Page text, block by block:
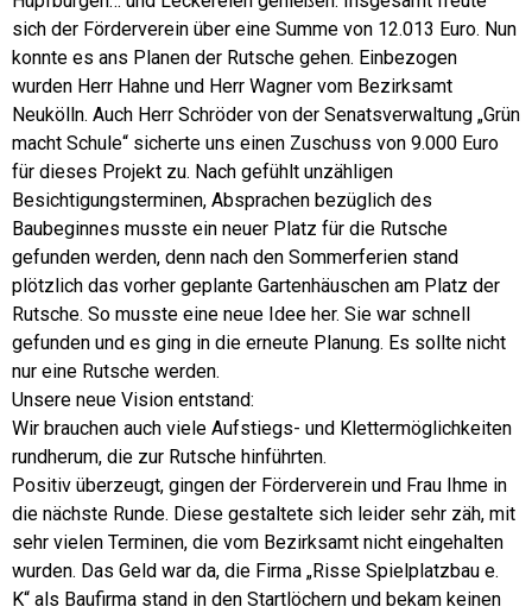
sich der Förderverein über eine Summe von 12.013 Euro. Nun
konnte es ans Planen der Rutsche gehen. Einbezogen
wurden Herr Hahne und Herr Wagner vom Bezirksamt
Neukölln. Auch Herr Schröder von der Senatsverwaltung „Grün
macht Schule“ sicherte uns einen Zuschuss von 9.000 Euro
für dieses Projekt zu. Nach gefühlt unzähligen
Besichtigungsterminen, Absprachen bezüglich des
Baubeginnes musste ein neuer Platz für die Rutsche
gefunden werden, denn nach den Sommerferien stand
plötzlich das vorher geplante Gartenhäuschen am Platz der
Rutsche. So musste eine neue Idee her. Sie war schnell
gefunden und es ging in die erneute Planung. Es sollte nicht
nur eine Rutsche werden.
Unsere neue Vision entstand:
Wir brauchen auch viele Aufstiegs- und Klettermöglichkeiten
rundherum, die zur Rutsche hinführten.
Positiv überzeugt, gingen der Förderverein und Frau Ihme in
die nächste Runde. Diese gestaltete sich leider sehr zäh, mit
sehr vielen Terminen, die vom Bezirksamt nicht eingehalten
wurden. Das Geld war da, die Firma „Risse Spielplatzbau e.
K“ als Baufirma stand in den Startlöchern und bekam keinen